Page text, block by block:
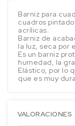
Barniz para
cuadros
acrílicas.
Barniz de
la luz, seca por
Es un barniz
humedad, la
Elástico, por lo
que es muy
VALORACIONES